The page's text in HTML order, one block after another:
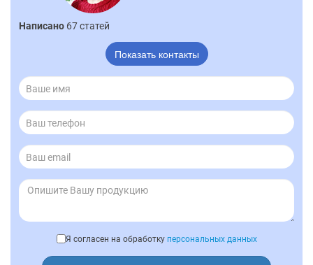
Написано 67 статей
Показать контакты
Я согласен на обработку персональных данных